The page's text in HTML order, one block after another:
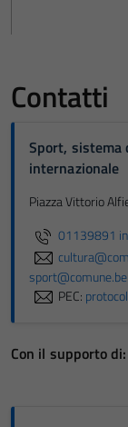
Contatti
Sport, sistema
internazionale
Piazza Vittorio
01139891
PEC:
Con il supporto di: